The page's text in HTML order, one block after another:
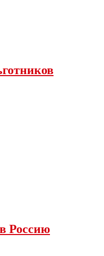
Россию